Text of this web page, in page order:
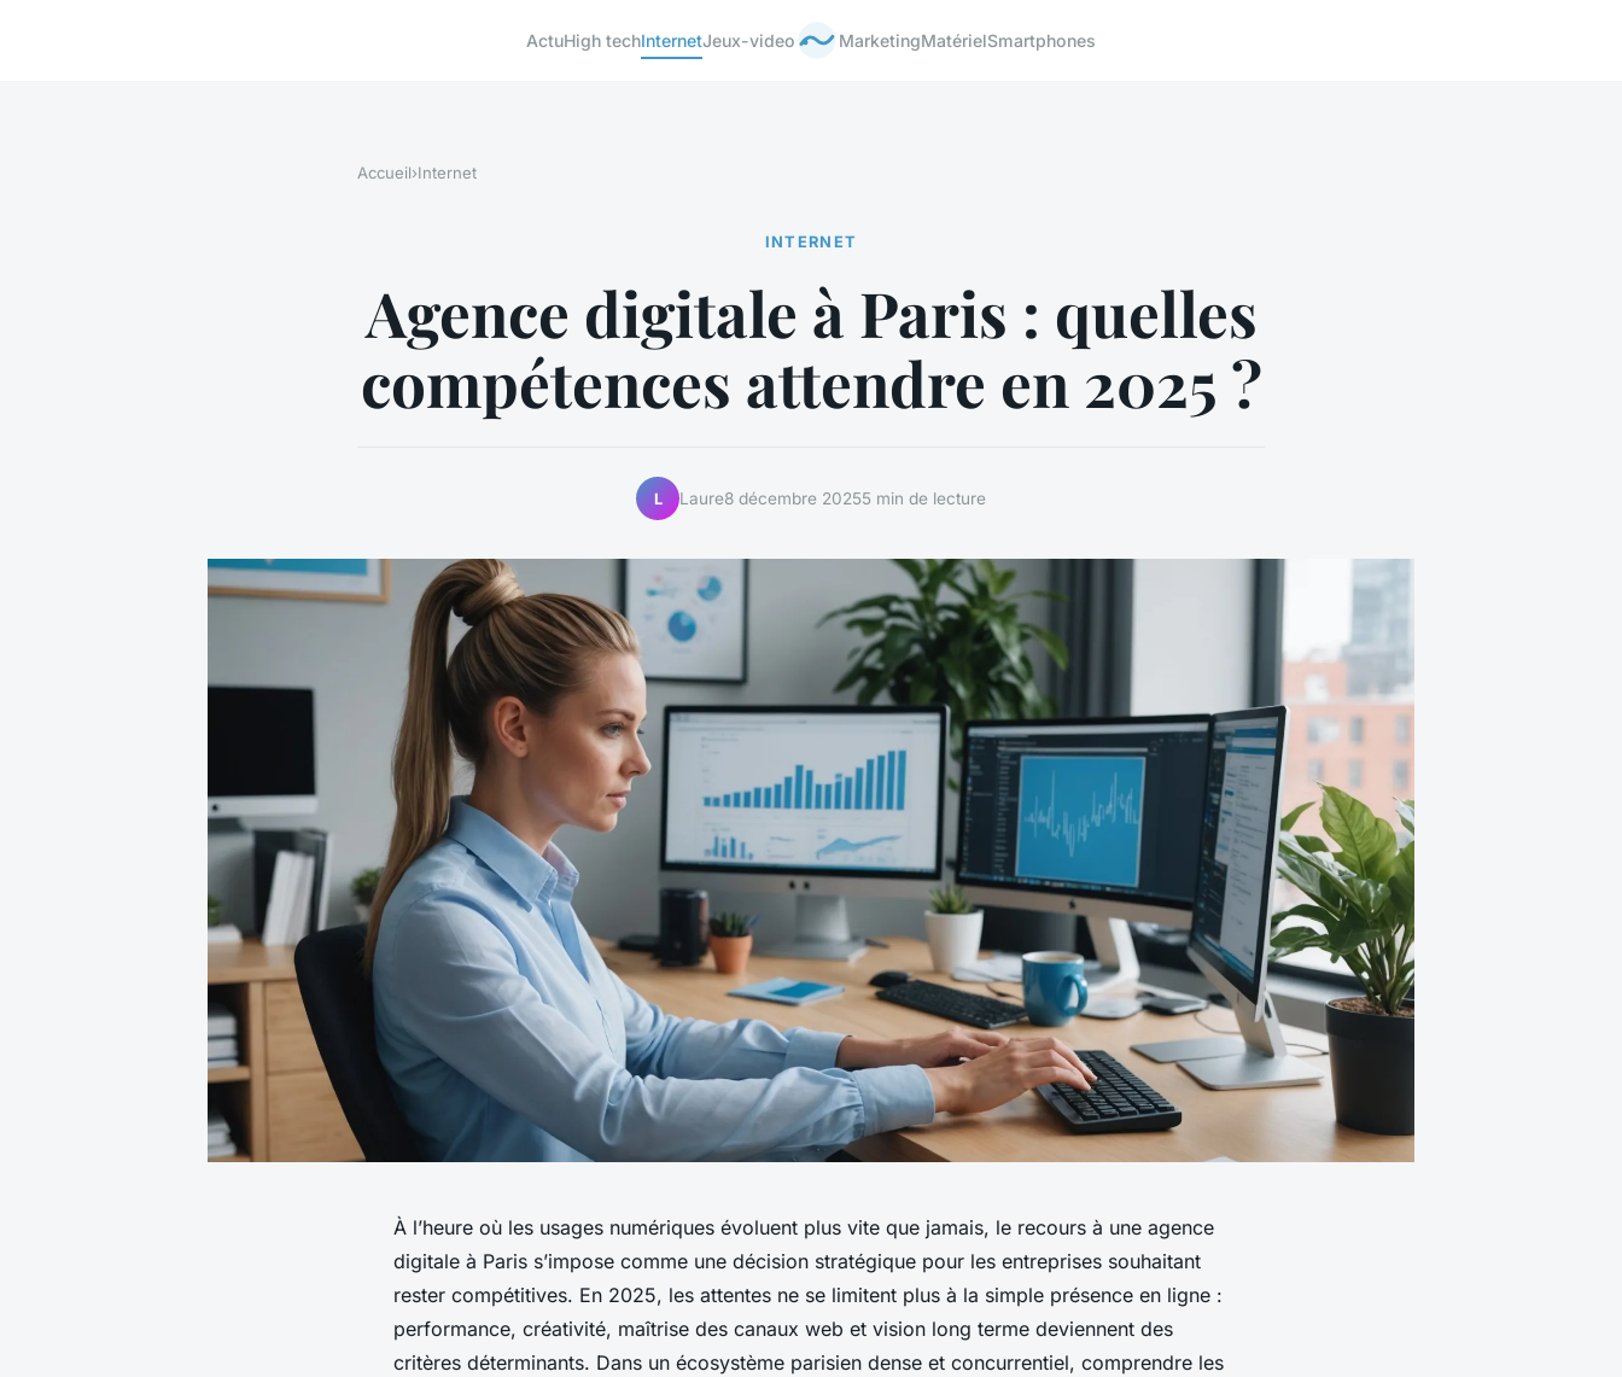
ActuHigh techInternetJeux-video MarketingMatérielSmartphones
Accueil›Internet
INTERNET
Agence digitale à Paris : quelles
compétences attendre en 2025 ?
L Laure8 décembre 20255 min de lecture
À l’heure où les usages numériques évoluent plus vite que jamais, le recours à une agence
digitale à Paris s’impose comme une décision stratégique pour les entreprises souhaitant
rester compétitives. En 2025, les attentes ne se limitent plus à la simple présence en ligne :
performance, créativité, maîtrise des canaux web et vision long terme deviennent des
critères déterminants. Dans un écosystème parisien dense et concurrentiel, comprendre les